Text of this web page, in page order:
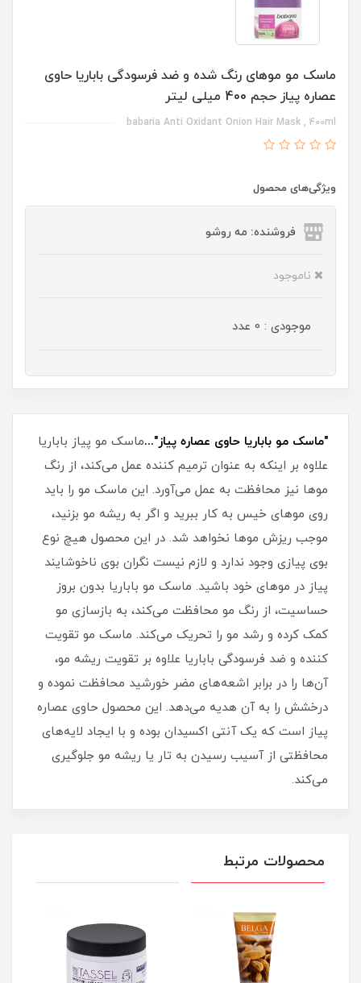
ماسک مو موهای رنگ شده و ضد فرسودگی باباریا حاوی
عصاره پیاز حجم 400 میلی لیتر
babaria Anti Oxidant Onion Hair Mask , 400ml
ویژگی‌های محصول
فروشنده: مه رو‌شو
ناموجود
موجودی : 0 عدد
"ماسک مو باباریا حاوی عصاره پیاز"...ماسک مو پیاز باباریا
علاوه بر اینکه به عنوان ترمیم کننده عمل می‌کند، از رنگ
موها نیز محافظت به عمل می‌آورد. این ماسک مو را باید
روی موهای خیس به کار ببرید و اگر به ریشه مو بزنید،
موجب ریزش موها نخواهد شد. در این محصول هیچ نوع
بوی پیازی وجود ندارد و لازم نیست نگران بوی ناخوشایند
پیاز در موهای خود باشید. ماسک مو باباریا بدون بروز
حساسیت، از رنگ مو محافظت می‌کند، به بازسازی مو
کمک کرده و رشد مو را تحریک می‌کند. ماسک مو تقویت
کننده و ضد فرسودگی باباریا علاوه بر تقویت ریشه مو،
آن‌ها را در برابر اشعه‌های مضر خورشید محافظت نموده و
درخشش را به آن‌ هدیه می‌دهد. این محصول حاوی عصاره
پیاز است که یک آنتی اکسیدان بوده و با ایجاد لایه‌های
محافظتی از آسیب رسیدن به تار یا ریشه مو جلوگیری
می‌کند.
محصولات مرتبط